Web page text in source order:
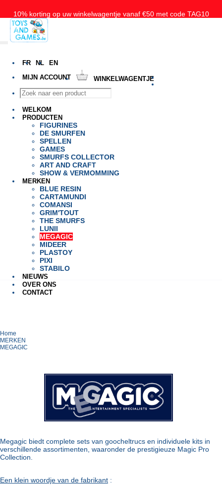
10% korting op uw winkelwagentje vanaf €50 met code TAG10
Gratis levering vanaf 50€ voor België, Nederland en Luxemburg
FR NL
EN
MIJN ACCOUNT
WINKELWAGENTJE
WELKOM
PRODUCTEN
FIGURINES
DE SMURFEN
SPELLEN
GAMES
SMURFS COLLECTOR
ART AND CRAFT
SHOW & VERMOMMING
MERKEN
BLUE RESIN
CARTAMUNDI
COMANSI
GRIM'TOUT
THE SMURFS
LUNII
MEGAGIC
MIDEER
PLASTOY
PIXI
STABILO
NIEUWS
OVER ONS
CONTACT
Home
MERKEN
MEGAGIC
Megagic biedt complete sets van goocheltrucs en individuele kits in
verschillende assortimenten, waaronder de prestigieuze Magic Pro
Collection.
Een klein woordje van de fabrikant :